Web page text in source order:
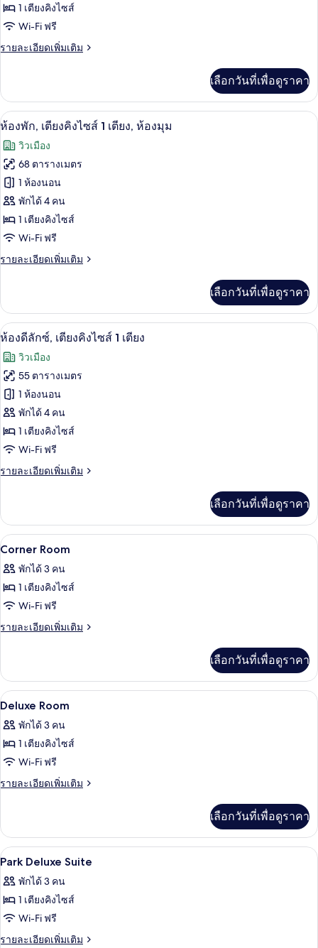
พัก,
เตียง
คิง
1
เตียง
1 เตียงคิงไซส์
Wi-Fi ฟรี
รายละเอียดเพิ่มเติม
ราย
เกี่ยว
กับ
ห้อง
เตียง
คิง
ไซส์
เตียง
เลือกวันที่เพื่อดูราคา
เปิด
ภาพถ่าย
ทั้งหมด
ของ
ห้อง
พัก,
เตียง
คิง
1
เตียง,
ห้อง
มุม
ห้องพัก, เตียงคิงไซส์ 1 เตียง, ห้องมุม | วิ
6
ห้องพัก, เตียงคิงไซส์ 1 เตียง, ห้องมุม
วิวเมือง
68 ตารางเมตร
1 ห้องนอน
พักได้ 4 คน
1 เตียงคิงไซส์
Wi-Fi ฟรี
รายละเอียดเพิ่มเติม
ราย
เกี่ยว
กับ
ห้อง
เตียง
คิง
ไซส์
เตียง,
ห้อง
มุม
เลือกวันที่เพื่อดูราคา
เปิด
ภาพถ่าย
ทั้งหมด
ของ
ห้อง
ดี
ลัก
ซ์,
คิง
ไซส์
1
เตียง
ห้องดีลักซ์, เตียงคิงไซส์ 1 เตียง | เครื่
9
ห้องดีลักซ์, เตียงคิงไซส์ 1 เตียง
วิวเมือง
55 ตารางเมตร
1 ห้องนอน
พักได้ 4 คน
1 เตียงคิงไซส์
Wi-Fi ฟรี
รายละเอียดเพิ่มเติม
ราย
เกี่ยว
กับ
ห้อง
ลัก
ซ์,
คิง
ไซส์
1
เลือกวันที่เพื่อดูราคา
เปิด
ภาพถ่าย
ทั้งหมด
ของ
Corner
เครื่องนอนระดับพรีเมียม, มินิบาร์, ตู้นิ
4
Corner Room
พักได้ 3 คน
1 เตียงคิงไซส์
Wi-Fi ฟรี
รายละเอียดเพิ่มเติม
ราย
เกี่ยว
กับ
Corner
เลือกวันที่เพื่อดูราคา
เปิด
ภาพถ่าย
ทั้งหมด
ของ
Deluxe
เครื่องนอนระดับพรีเมียม, มินิบาร์, ตู้นิ
8
Deluxe Room
พักได้ 3 คน
1 เตียงคิงไซส์
Wi-Fi ฟรี
รายละเอียดเพิ่มเติม
ราย
เกี่ยว
กับ
Deluxe
เลือกวันที่เพื่อดูราคา
เปิด
ภาพถ่าย
ทั้งหมด
ของ
Park
เครื่องนอนระดับพรีเมียม, มินิบาร์, ตู้นิ
5
Park Deluxe Suite
พักได้ 3 คน
1 เตียงคิงไซส์
Wi-Fi ฟรี
รายละเอียดเพิ่มเติม
ราย